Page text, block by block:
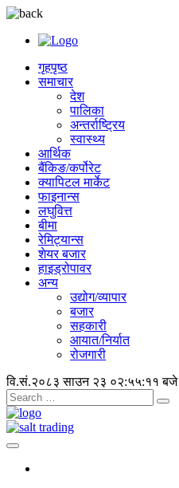
गृहपृष्ठ
समाचार
देश
पालिका
अन्तर्राष्ट्रिय
स्वास्थ्य
आर्थिक
बैंकिङ/कर्पोरेट
क्यापिटल मार्केट
फाइनान्स
लघुवित्त
बीमा
रेमिट्यान्स
शेयर बजार
हाइड्रोपावर
अन्य
उद्योग/व्यापार
बजार
सहकारी
आयात/निर्यात
रोजगारी
वि.सं.२०८३ साउन २३ ०२:५५:११ बजे